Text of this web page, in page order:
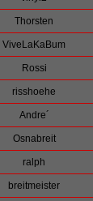
Thorsten
ViveLaKaBum
Rossi
risshoehe
Andre´
Osnabreit
ralph
breitmeister